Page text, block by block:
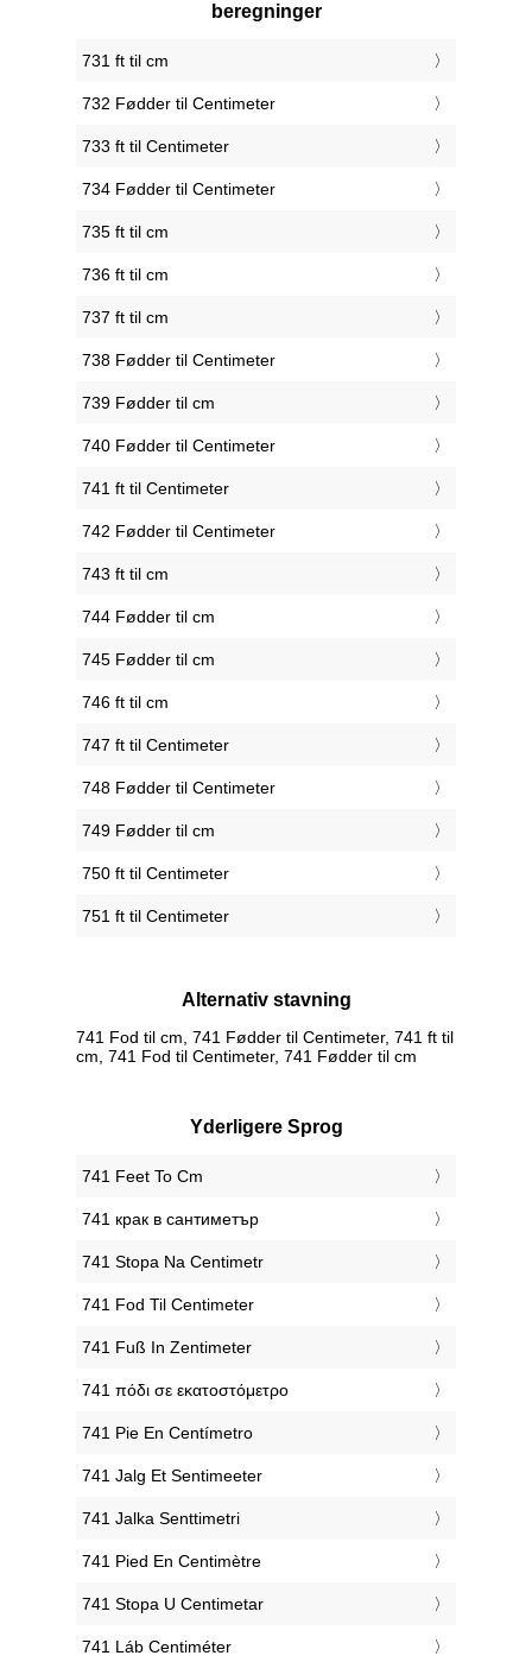
beregninger
731 ft til cm
732 Fødder til Centimeter
733 ft til Centimeter
734 Fødder til Centimeter
735 ft til cm
736 ft til cm
737 ft til cm
738 Fødder til Centimeter
739 Fødder til cm
740 Fødder til Centimeter
741 ft til Centimeter
742 Fødder til Centimeter
743 ft til cm
744 Fødder til cm
745 Fødder til cm
746 ft til cm
747 ft til Centimeter
748 Fødder til Centimeter
749 Fødder til cm
750 ft til Centimeter
751 ft til Centimeter
Alternativ stavning
741 Fod til cm, 741 Fødder til Centimeter, 741 ft til
cm, 741 Fod til Centimeter, 741 Fødder til cm
Yderligere Sprog
‎741 Feet To Cm
‎741 крак в сантиметър
‎741 Stopa Na Centimetr
‎741 Fod Til Centimeter
‎741 Fuß In Zentimeter
‎741 πόδι σε εκατοστόμετρο
‎741 Pie En Centímetro
‎741 Jalg Et Sentimeeter
‎741 Jalka Senttimetri
‎741 Pied En Centimètre
‎741 Stopa U Centimetar
‎741 Láb Centiméter